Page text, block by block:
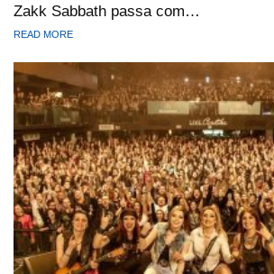
Zakk Sabbath passa com…
READ MORE